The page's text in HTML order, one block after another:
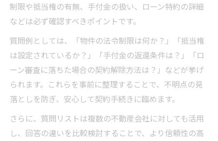
制限や抵当権の有無、手付金の扱い、ローン特約の詳細
などは必ず確認すべきポイントです。
質問例としては、「物件の法令制限は何か？」「抵当権
は設定されているか？」「手付金の返還条件は？」「ロ
ーン審査に落ちた場合の契約解除方法は？」などが挙げ
られます。これらを事前に整理することで、不明点の見
落としを防ぎ、安心して契約手続きに臨めます。
さらに、質問リストは複数の不動産会社に対しても活用
し、回答の違いを比較検討することで、より信頼性の高